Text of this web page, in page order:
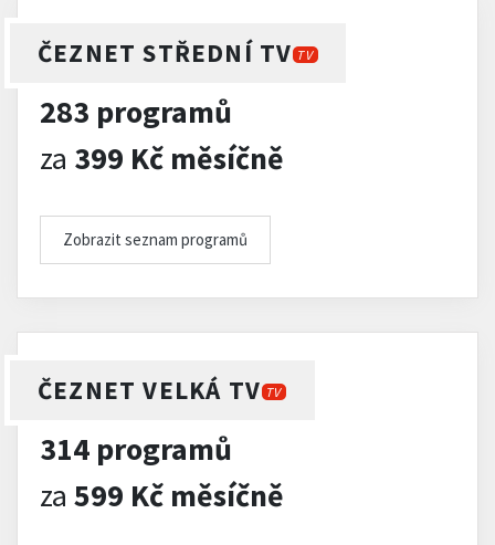
ČEZNET STŘEDNÍ TV TV
283 programů
za 399 Kč měsíčně
Zobrazit seznam programů
ČEZNET VELKÁ TV TV
314 programů
za 599 Kč měsíčně